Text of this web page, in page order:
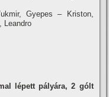
Gyepes – Kriston,
Leandro
lépett pályára, 2 gólt